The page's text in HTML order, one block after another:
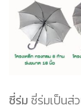
ซี่ร่ม ซี่ร่มเป็นส่